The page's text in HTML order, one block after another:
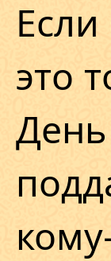
это